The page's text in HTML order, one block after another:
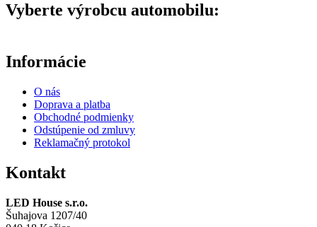
Vyberte výrobcu automobilu:
Informácie
O nás
Doprava a platba
Obchodné podmienky
Odstúpenie od zmluvy
Reklamačný protokol
Kontakt
LED House s.r.o.
Šuhajova 1207/40